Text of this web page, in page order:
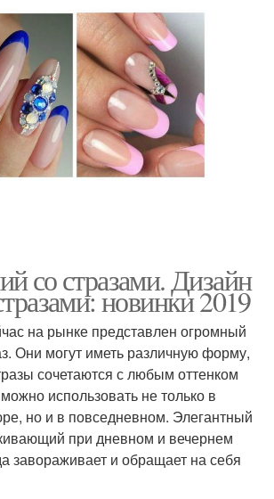
со стразами. Дизайн
новинки 2019
на рынке представлен огромный
Они могут иметь различную форму,
сочетаются с любым оттенком
использовать не только в
но и в повседневном. Элегантный
при дневном и вечернем
завораживает и обращает на себя